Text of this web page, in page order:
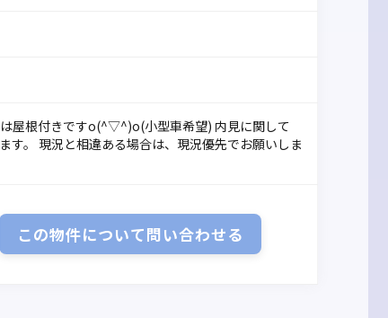
屋根付きですo(^▽^)o(小型車希望) 内見に関して
。 現況と相違ある場合は、現況優先でお願いしま
この物件について問い合わせる